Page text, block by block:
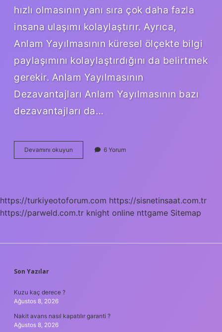
hızlı olmasının yanı sıra çok daha fazla
insana ulaşımı kolaylaştırır. Ayrıca,
Anlam Yayılmasının küresel ölçekte bilgi
paylaşımını kolaylaştırdığını da belirtmek
gerekir. Anlam Yayılmasının
Dezavantajları Anlam Yayılmasının bazı
dezavantajları da…
Devamını okuyun
yayılması
6 Yorum
https://turkiyeotoforum.com https://sisnetinsaat.com.tr
https://parweld.com.tr knight online nttgame Sitemap
SIDEBAR
Son Yazılar
Kuzu kaç derece ?
Ağustos 8, 2026
Nakit avans nasıl kapatılır garanti ?
Ağustos 8, 2026